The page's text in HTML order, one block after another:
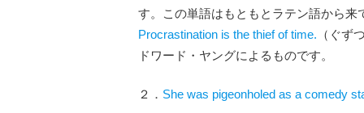
す。この単語はもともとラテン語から来
Procrastination is the thief of time. （ぐず
ドワード・ヤングによるものです。
２． She was pigeonholed as a comedy